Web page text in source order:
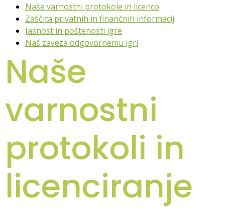
Naše varnostni protokole in licenco
Zaščita privatnih in finančnih informacij
Jasnost in poštenosti igre
Naš zaveza odgovornemu igri
Naše
varnostni
protokoli in
licenciranje